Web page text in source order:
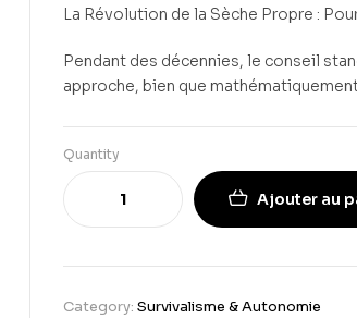
La Révolution de la Sèche Propre :
Pendant des décennies, le conseil
approche, bien que
Quantity
Ajouter au
Category: Survivalisme & Autonomie